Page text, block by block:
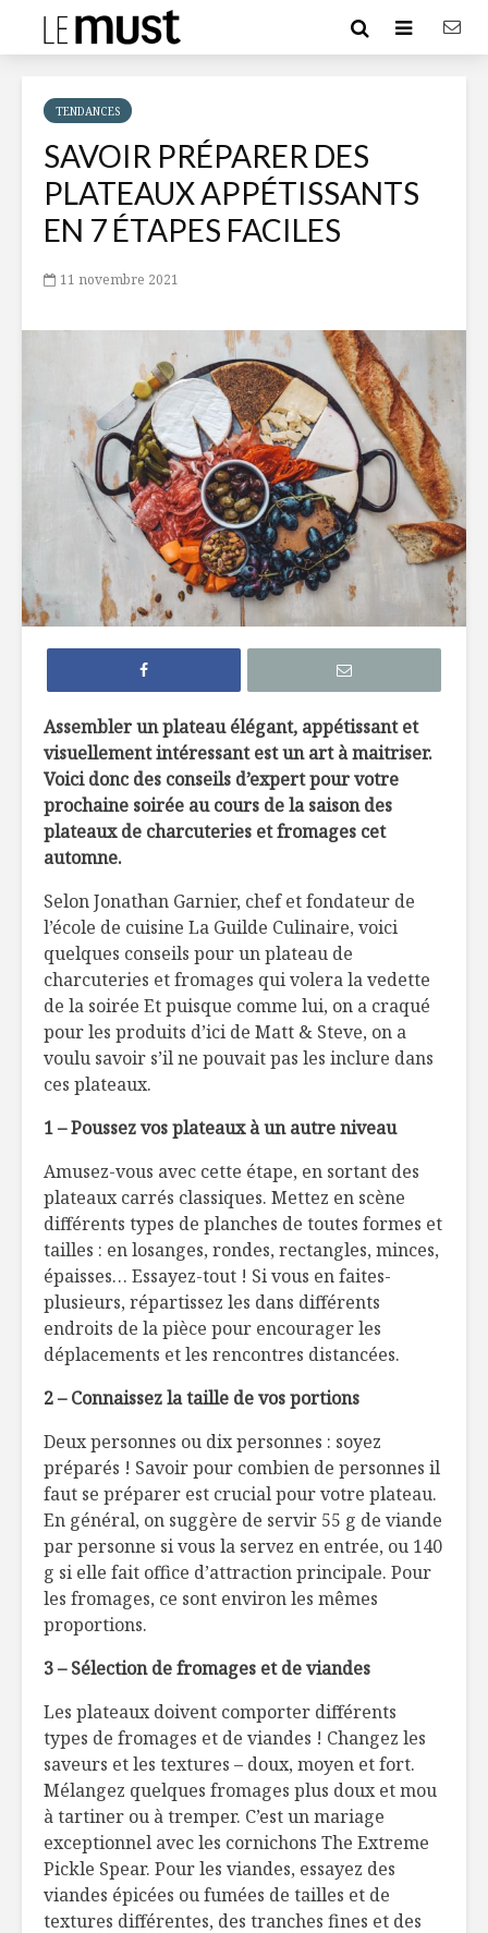
TENDANCES
SAVOIR PRÉPARER DES
PLATEAUX APPÉTISSANTS
EN 7 ÉTAPES FACILES
11 novembre 2021
Assembler un plateau élégant, appétissant et
visuellement intéressant est un art à maitriser.
Voici donc des conseils d’expert pour votre
prochaine soirée au cours de la saison des
plateaux de charcuteries et fromages cet
automne.
Selon Jonathan Garnier, chef et fondateur de
l’école de cuisine La Guilde Culinaire, voici
quelques conseils pour un plateau de
charcuteries et fromages qui volera la vedette
de la soirée Et puisque comme lui, on a craqué
pour les produits d’ici de Matt & Steve, on a
voulu savoir s’il ne pouvait pas les inclure dans
ces plateaux.
1 – Poussez vos plateaux à un autre niveau
Amusez-vous avec cette étape, en sortant des
plateaux carrés classiques. Mettez en scène
différents types de planches de toutes formes et
tailles : en losanges, rondes, rectangles, minces,
épaisses… Essayez-tout ! Si vous en faites-
plusieurs, répartissez les dans différents
endroits de la pièce pour encourager les
déplacements et les rencontres distancées.
2 – Connaissez la taille de vos portions
Deux personnes ou dix personnes : soyez
préparés ! Savoir pour combien de personnes il
faut se préparer est crucial pour votre plateau.
En général, on suggère de servir 55 g de viande
par personne si vous la servez en entrée, ou 140
g si elle fait office d’attraction principale. Pour
les fromages, ce sont environ les mêmes
proportions.
3 – Sélection de fromages et de viandes
Les plateaux doivent comporter différents
types de fromages et de viandes ! Changez les
saveurs et les textures – doux, moyen et fort.
Mélangez quelques fromages plus doux et mou
à tartiner ou à tremper. C’est un mariage
exceptionnel avec les cornichons The Extreme
Pickle Spear. Pour les viandes, essayez des
viandes épicées ou fumées de tailles et de
textures différentes, des tranches fines et des
7 façons de
remplacer le pain
dans nos
hamburgers
Québec à
découvrir !
Osez les flambés !
6
dans
assiette
Belles
d’ici
Changer ses
habitudes un poids
à la fois
légumes
Pensez global,
pensez
développement
durable !
L’huile